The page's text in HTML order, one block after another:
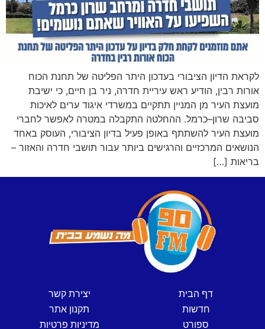
לקראת הדיון הציבורי בעדכון היתר הפליטה של תחנת הכוח
אורות רבין, הודיע ראש עיריית חדרה, ניר בן חיים, כי ישיבת
מועצת העיר מן המניין תתקיים במשרדי איגוד ערים לאיכות
סביבה שרון–כרמל. ההחלטה התקבלה במטרה לאפשר לחברי
מועצת העיר להשתתף באופן פעיל בדיון הציבורי, העוסק באחד
הנושאים המרכזיים והרגישים ביותר עבור תושבי חדרה והאזור –
בריאות […]
דף הבית
חדשות
ספורט
יצירת קשר
תקנון אתר
מדיניות פרטיות